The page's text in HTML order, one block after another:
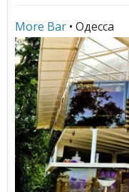
More Bar • Одесса